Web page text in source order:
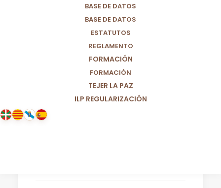
BASE DE DATOS
BASE DE DATOS
ESTATUTOS
REGLAMENTO
FORMACIÓN
FORMACIÓN
TEJER LA PAZ
ILP REGULARIZACIÓN